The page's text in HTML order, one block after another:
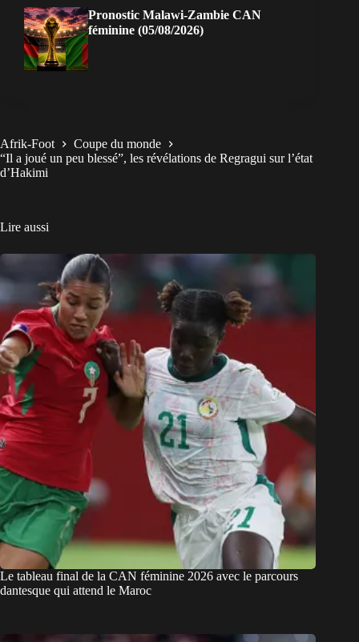
Pronostic Malawi-Zambie CAN
féminine (05/08/2026)
Afrik-Foot
Coupe du monde
“Il a joué un peu blessé”, les révélations de Regragui sur l’état
d’Hakimi
Lire aussi
Le tableau final de la CAN féminine 2026 avec le parcours
dantesque qui attend le Maroc